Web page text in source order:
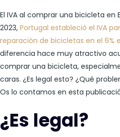
El IVA al comprar una bicicleta en
2023, Portugal estableció el IVA
reparación de bicicletas en el 6%
diferencia hace muy atractivo
comprar una bicicleta,
caras. ¿Es legal esto? ¿Qué
Os lo contamos en esta
¿Es legal?